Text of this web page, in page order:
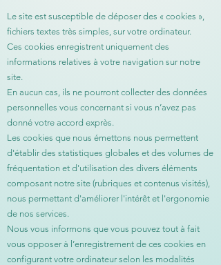
Le site est susceptible de déposer des « cookies »,
fichiers textes très simples, sur votre ordinateur.
Ces cookies enregistrent uniquement des
informations relatives à votre navigation sur notre
site.
En aucun cas, ils ne pourront collecter des données
personnelles vous concernant si vous n’avez pas
donné votre accord exprès.
Les cookies que nous émettons nous permettent
d'établir des statistiques globales et des volumes de
fréquentation et d'utilisation des divers éléments
composant notre site (rubriques et contenus visités),
nous permettant d'améliorer l'intérêt et l'ergonomie
de nos services.
Nous vous informons que vous pouvez tout à fait
vous opposer à l’enregistrement de ces cookies en
configurant votre ordinateur selon les modalités